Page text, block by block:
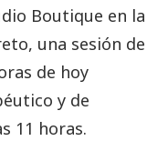
Boutique en la
una sesión de
de hoy
y de
11 horas.